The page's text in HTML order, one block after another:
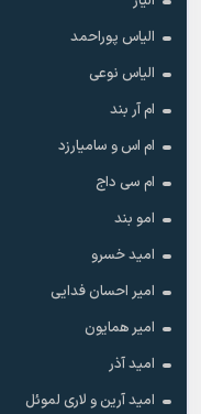
الیاس پوراحمد
الیاس نوعی
ام آر بند
ام اس و سامیارزد
ام سی داج
امو بند
امید خسرو
امیر احسان فدایی
امیر همایون
امید آذر
امید آرین و لاری لموئل